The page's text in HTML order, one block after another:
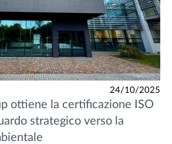
24/10/2025
ottiene la certificazione ISO
strategico verso la